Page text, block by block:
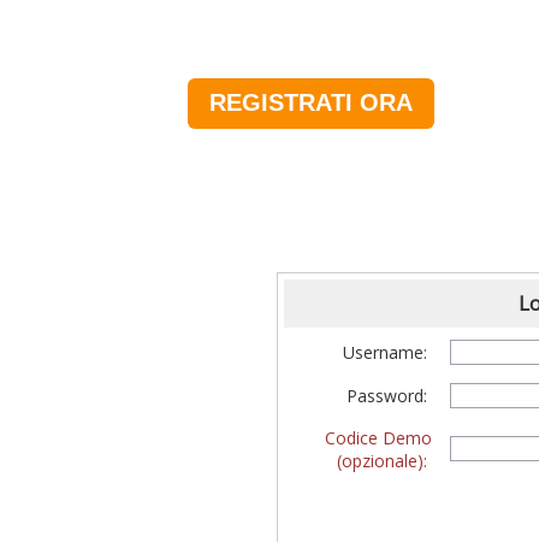
REGISTRATI ORA
Username:
Password:
Codice Demo
(opzionale):